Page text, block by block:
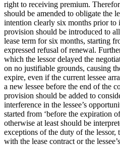
right to receiving premium.
should be amended to obligate the
intention clearly six months prior to
provision should be introduced to
lease term for six months, starting
expressed refusal of renewal.
which the lessor delayed the
on no justifiable grounds, causing
expire, even if the current lessee
a new lessee before the end of the
provision should be added to
interference in the lessee’s
started from ‘before the expiration
otherwise at least should be
exceptions of the duty of the lessor,
with the lease contract or the